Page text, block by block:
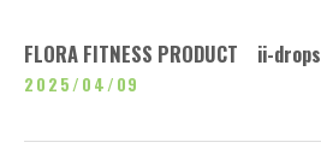
FLORA FITNESS PRODUCT ii-drops
2025/04/09